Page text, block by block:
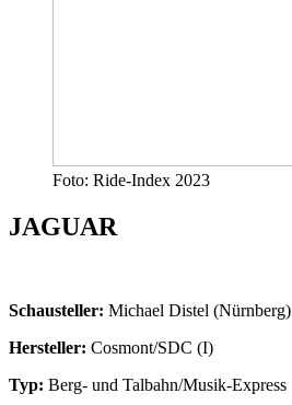
Foto: Ride-Index 2023
JAGUAR
Schausteller: Michael Distel (Nürnberg)
Hersteller: Cosmont/SDC (I)
Typ: Berg- und Talbahn/Musik-Express